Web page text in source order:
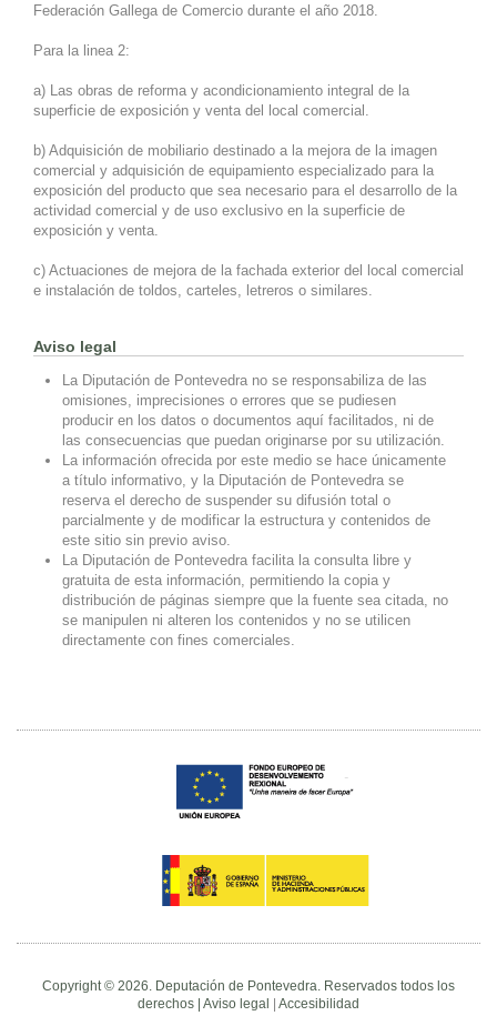
Federación Gallega de Comercio durante el año 2018.
Para la linea 2:
a) Las obras de reforma y acondicionamiento integral de la
superficie de exposición y venta del local comercial.
b) Adquisición de mobiliario destinado a la mejora de la imagen
comercial y adquisición de equipamiento especializado para la
exposición del producto que sea necesario para el desarrollo de la
actividad comercial y de uso exclusivo en la superficie de
exposición y venta.
c) Actuaciones de mejora de la fachada exterior del local comercial
e instalación de toldos, carteles, letreros o similares.
Aviso legal
La Diputación de Pontevedra no se responsabiliza de las
omisiones, imprecisiones o errores que se pudiesen
producir en los datos o documentos aquí facilitados, ni de
las consecuencias que puedan originarse por su utilización.
La información ofrecida por este medio se hace únicamente
a título informativo, y la Diputación de Pontevedra se
reserva el derecho de suspender su difusión total o
parcialmente y de modificar la estructura y contenidos de
este sitio sin previo aviso.
La Diputación de Pontevedra facilita la consulta libre y
gratuita de esta información, permitiendo la copia y
distribución de páginas siempre que la fuente sea citada, no
se manipulen ni alteren los contenidos y no se utilicen
directamente con fines comerciales.
Copyright © 2026. Deputación de Pontevedra. Reservados todos los
derechos | Aviso legal Accesibilidad